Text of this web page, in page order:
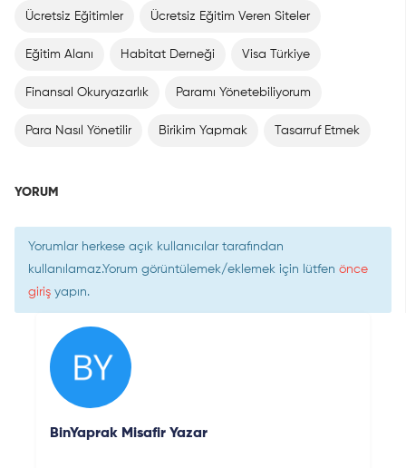
Ücretsiz Eğitimler Ücretsiz Eğitim Veren Siteler
Eğitim Alanı Habitat Derneği Visa Türkiye
Finansal Okuryazarlık Paramı Yönetebiliyorum
Para Nasıl Yönetilir Birikim Yapmak Tasarruf Etmek
YORUM
Yorumlar herkese açık kullanıcılar tarafından
kullanılamaz.Yorum görüntülemek/eklemek için lütfen önce
giriş yapın.
BinYaprak Misafir Yazar